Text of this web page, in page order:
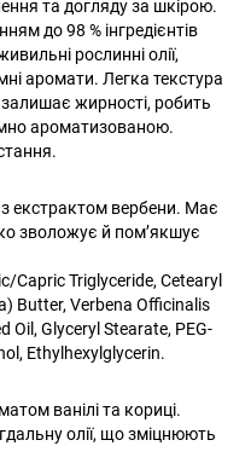
та догляду за шкірою.
до 98 % інгредієнтів
рослинні олії,
аромати. Легка текстура
жирності, робить
ароматизованою.
екстрактом вербени. Має
зволожує й пом’якшує
Capric Triglyceride, Cetearyl
Butter, Verbena Officinalis
Oil, Glyceryl Stearate, PEG-
Ethylhexylglycerin.
ванілі та кориці.
олії, що зміцнюють